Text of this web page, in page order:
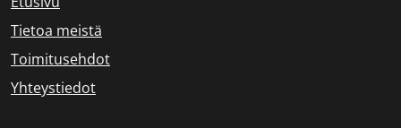
Tietoa meistä
Toimitusehdot
Yhteystiedot